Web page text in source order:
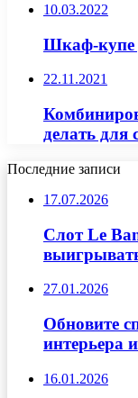
10.03.2022
Шкаф-купе
22.11.2021
делать для
Последние записи
17.07.2026
Слот Le
27.01.2026
Обновите
интерьера
16.01.2026